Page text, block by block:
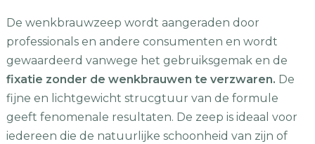
De wenkbrauwzeep wordt aangeraden door
professionals en andere consumenten en wordt
gewaardeerd vanwege het gebruiksgemak en de
fixatie zonder de wenkbrauwen te verzwaren. De
fijne en lichtgewicht strucgtuur van de formule
geeft fenomenale resultaten. De zeep is ideaal voor
iedereen die de natuurlijke schoonheid van zijn of